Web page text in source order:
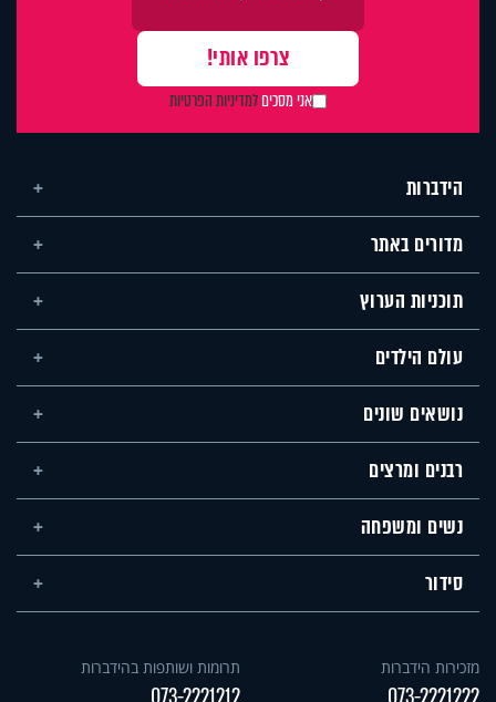
אני מסכיםלמדיניות הפרטיות
הידברות
מדורים באתר
תוכניות הערוץ
עולם הילדים
נושאים שונים
רבנים ומרצים
נשים ומשפחה
סידור
מזכירות הידברות תרומות ושותפות בהידברות